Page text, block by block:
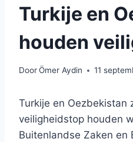
Turkije en
houden
DoorÖmer Aydin 11
Turkije en Oezbekistan
veiligheidstop houden
Buitenlandse Zaken en